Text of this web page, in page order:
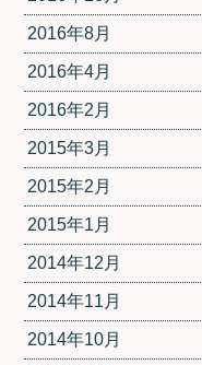
2016年8月
2016年4月
2016年2月
2015年3月
2015年2月
2015年1月
2014年12月
2014年11月
2014年10月